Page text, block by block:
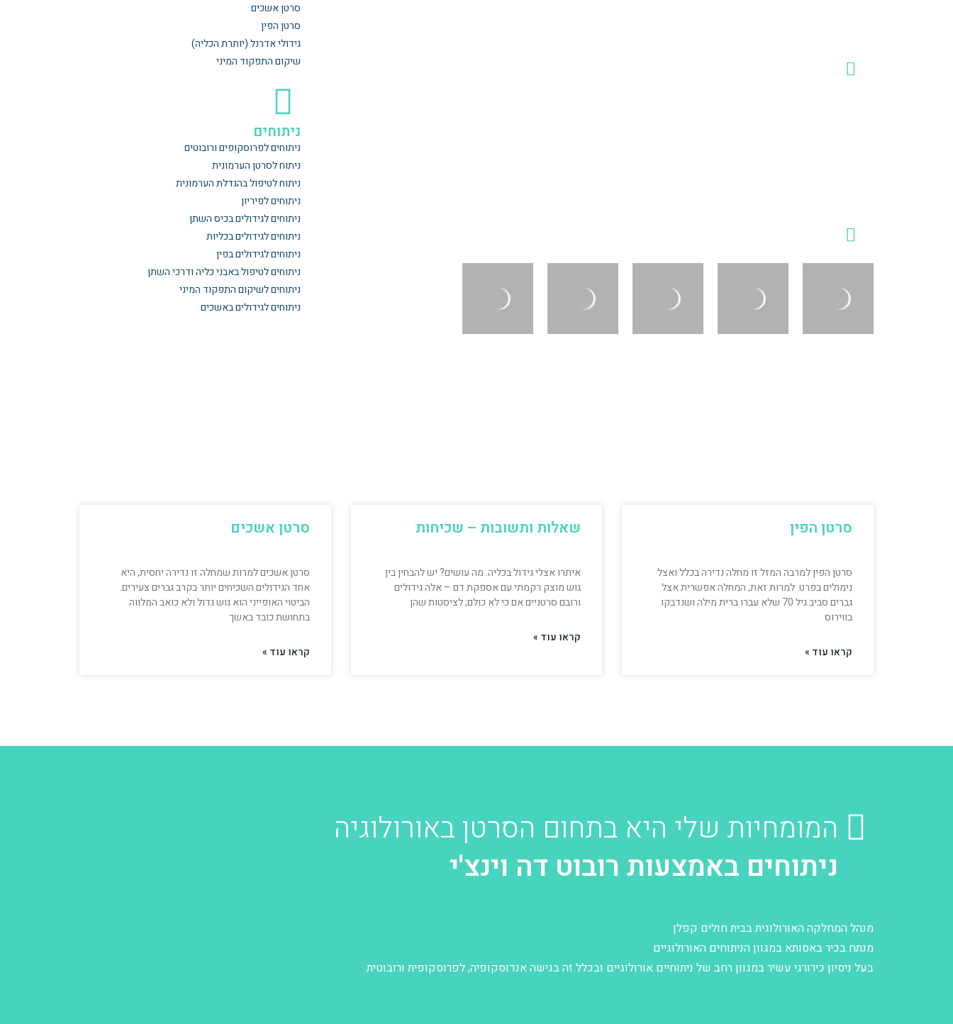
סרטן אשכים
סרטן הפין
גידולי אדרנל (יותרת הכליה)
שיקום התפקוד המיני
ניתוחים
ניתוחים לפרוסקופים ורובוטים
ניתוח לסרטן הערמונית
ניתוח לטיפול בהגדלת הערמונית
ניתוחים לפיריון
ניתוחים לגידולים בכיס השתן
ניתוחים לגידולים בכליות
ניתוחים לגידולים בפין
ניתוחים לטיפול באבני כליה ודרכי השתן
ניתוחים לשיקום התפקוד המיני
ניתוחים לגידולים באשכים
סרטן הפין
סרטן הפין למרבה המזל זו מחלה נדירה בכלל ואצל
נימולים בפרט. למרות זאת, המחלה אפשרית אצל
גברים סביב גיל 70 שלא עברו ברית מילה ושנדבקו
בווירוס
קראו עוד »
שאלות ותשובות – שכיחות
איתרו אצלי גידול בכליה. מה עושים? יש להבחין בין
גוש מוצק רקמתי עם אספקת דם – אלה גידולים
ורובם סרטניים אם כי לא כולם; לציסטות שהן
קראו עוד »
סרטן אשכים
סרטן אשכים למרות שמחלה זו נדירה יחסית, היא
אחד הגידולים השכיחים יותר בקרב גברים צעירים.
הביטוי האופייני הוא גוש גדול ולא כואב המלווה
בתחושת כובד באשך
קראו עוד »
המומחיות שלי היא בתחום הסרטן באורולוגיה
ניתוחים באמצעות רובוט דה וינצ'י
מנהל המחלקה האורולוגית בבית חולים קפלן
מנתח בכיר באסותא במגוון הניתוחים האורולוגיים
בעל ניסיון כירורגי עשיר במגוון רחב של ניתוחיים אורולוגיים ובכלל זה בגישה אנדוסקופיה, לפרוסקופית ורובוטית